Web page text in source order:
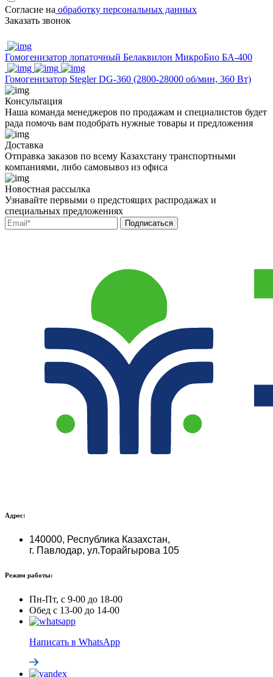
Согласие на обработку персональных данных
Заказать звонок
Гомогенизатор лопаточный Белаквилон МикроБио БА-400
Гомогенизатор Stegler DG-360 (2800-28000 об/мин, 360 Вт)
Консультация
Наша команда менеджеров по продажам и специалистов будет
рада помочь вам подобрать нужные товары и предложения
Доставка
Отправка заказов по всему Казахстану транспортными
компаниями, либо самовывоз из офиса
Новостная рассылка
Узнавайте первыми о предстоящих распродажах и
специальных предложениях
Адрес:
140000, Республика Казахстан,
г. Павлодар, ул.Торайгырова 105
Режим работы:
Пн-Пт, с 9-00 до 18-00
Обед с 13-00 до 14-00
Написать в WhatsApp